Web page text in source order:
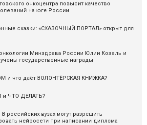
онкоцентра повысит качество
на юге России
сказки: «СКАЗОЧНЫЙ ПОРТАЛ» открыт для
Минздрава России Юлии Козель и
государственные награды
и что даёт ВОЛОНТЁРСКАЯ КНИЖКА?
ЧТО ДЕЛАТЬ?
российских вузах могут разрешить
нейросети при написании диплома